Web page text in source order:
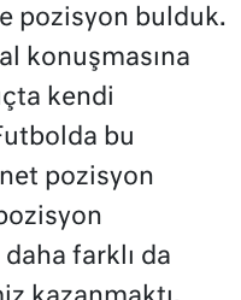
pozisyon bulduk.
konuşmasına
kendi
bu
pozisyon
farklı da